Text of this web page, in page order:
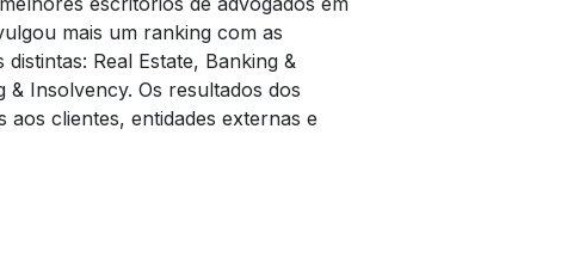
mais um ranking com as
Real Estate, Banking &
Insolvency. Os resultados dos
clientes, entidades externas e